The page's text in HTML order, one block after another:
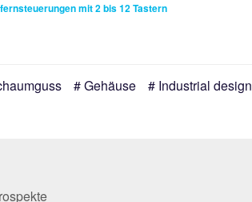
mit 2 bis 12 Tastern
Gehäuse Industrial design